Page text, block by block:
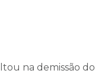
na demissão do